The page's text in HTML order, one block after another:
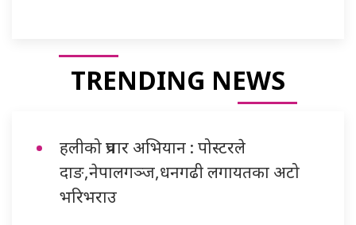
TRENDING NEWS
हलीको प्रचार अभियान : पोस्टरले
दाङ,नेपालगञ्ज,धनगढी लगायतका अटो
भरिभराउ